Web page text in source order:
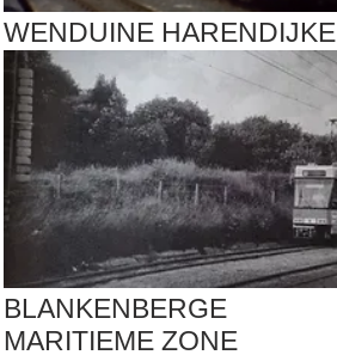
WENDUINE HARENDIJKE
BLANKENBERGE
MARITIEME ZONE